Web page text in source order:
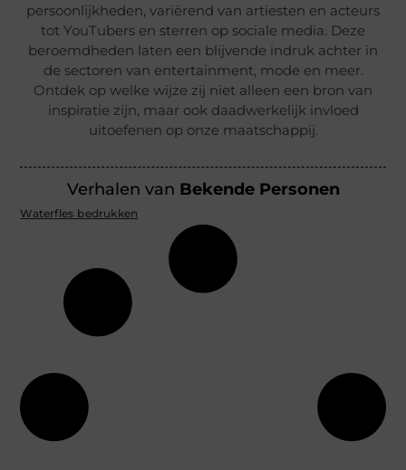
persoonlijkheden, variërend van artiesten en acteurs
tot YouTubers en sterren op sociale media. Deze
beroemdheden laten een blijvende indruk achter in
de sectoren van entertainment, mode en meer.
Ontdek op welke wijze zij niet alleen een bron van
inspiratie zijn, maar ook daadwerkelijk invloed
uitoefenen op onze maatschappij.
Verhalen van Bekende Personen
Waterfles bedrukken